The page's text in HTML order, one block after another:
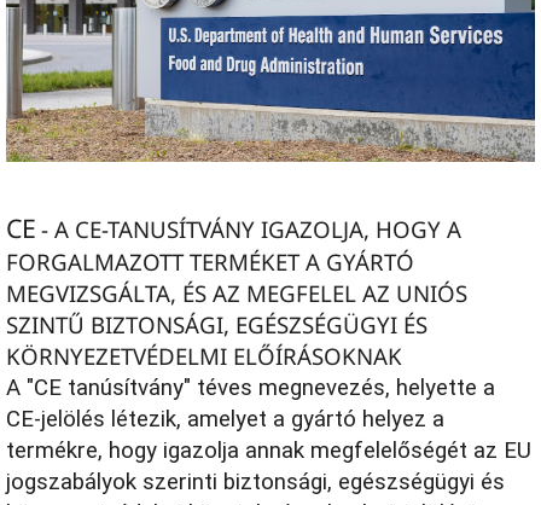
CE - A CE-TANUSÍTVÁNY IGAZOLJA, HOGY A
FORGALMAZOTT TERMÉKET A GYÁRTÓ
MEGVIZSGÁLTA, ÉS AZ MEGFELEL AZ UNIÓS
SZINTŰ BIZTONSÁGI, EGÉSZSÉGÜGYI ÉS
KÖRNYEZETVÉDELMI ELŐÍRÁSOKNAK
A "CE tanúsítvány" téves megnevezés, helyette a
CE-jelölés létezik, amelyet a gyártó helyez a
termékre, hogy igazolja annak megfelelőségét az EU
jogszabályok szerinti biztonsági, egészségügyi és